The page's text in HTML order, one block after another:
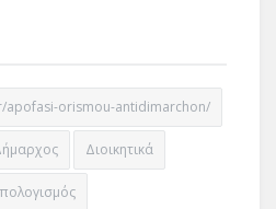
apofasi-orismou-antidimarchon/
Διοικητικά